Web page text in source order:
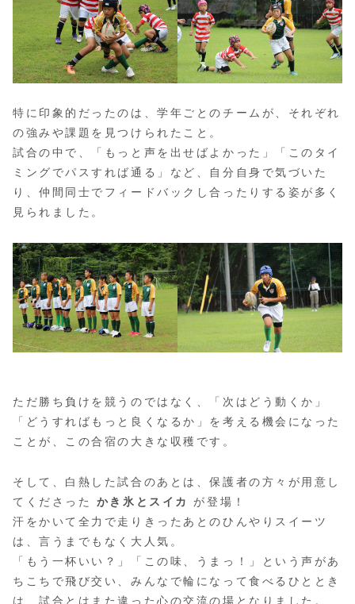
特に印象的だったのは、学年ごとのチームが、それぞれ
の強みや課題を見つけられたこと。
試合の中で、「もっと声を出せばよかった」「このタイ
ミングでパスすれば通る」など、自分自身で気づいた
り、仲間同士でフィードバックし合ったりする姿が多く
見られました。
ただ勝ち負けを競うのではなく、「次はどう動くか」
「どうすればもっと良くなるか」を考える機会になった
ことが、この合宿の大きな収穫です。
そして、白熱した試合のあとは、保護者の方々が用意し
てくださった かき氷とスイカ
が登場！
汗をかいて全力で走りきったあとのひんやりスイーツ
は、言うまでもなく大人気。
「もう一杯いい？」「この味、うまっ！」という声があ
ちこちで飛び交い、みんなで輪になって食べるひととき
は、試合とはまた違った心の交流の場となりました。